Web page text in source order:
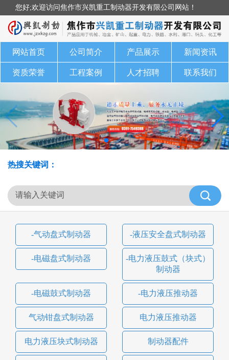
您好;欢迎访问焦作市兴凯重工制动器开发有限公司网站！
网站首页 公司简介 产品展示 新闻资讯
资质荣誉 工程案例 人才招聘 联系我们
热搜关键词：
-气动盘式制动器 -液压安全盘式制动器
-电磁盘式制动器
-电力液压鼓式（块式）
制动器
-电磁鼓式制动器 -电力液压推动器
气动钳盘式制动器 电力液压推动器
电力液压块式制动器 制动器配件